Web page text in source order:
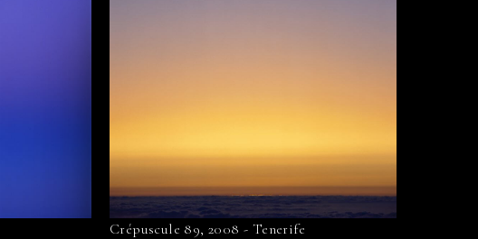
Crépuscule 89, 2008 - Tenerife